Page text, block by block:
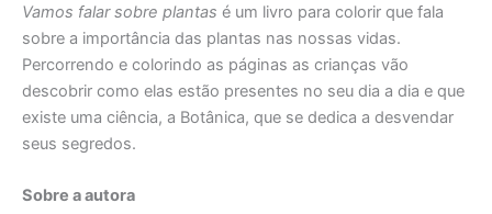
Vamos falar sobre plantas é um livro para colorir que fala
sobre a importância das plantas nas nossas vidas.
Percorrendo e colorindo as páginas as crianças vão
descobrir como elas estão presentes no seu dia a dia e que
existe uma ciência, a Botânica, que se dedica a desvendar
seus segredos.
Sobre a autora